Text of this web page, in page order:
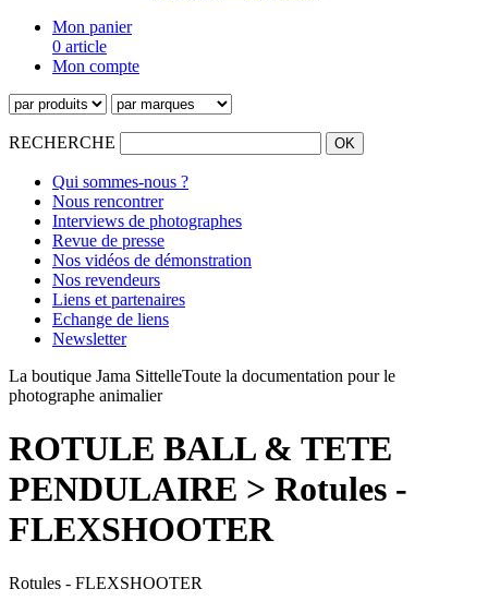
Mon panier
0 article
Mon compte
RECHERCHE
Qui sommes-nous ?
Nous rencontrer
Interviews de photographes
Revue de presse
Nos vidéos de démonstration
Nos revendeurs
Liens et partenaires
Echange de liens
Newsletter
La boutique Jama SittelleToute la documentation pour le
photographe animalier
ROTULE BALL & TETE
PENDULAIRE > Rotules -
FLEXSHOOTER
Rotules - FLEXSHOOTER